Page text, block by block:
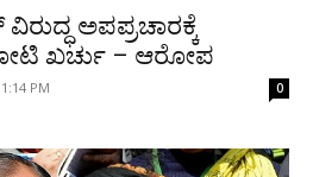
ಅಪಪ್ರಚಾರಕ್ಕೆ
ಖರ್ಚು – ಆರೋಪ
PM 0